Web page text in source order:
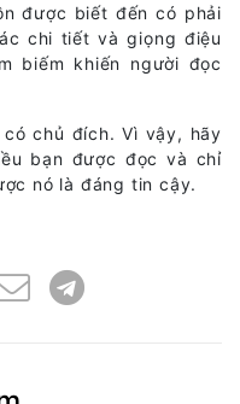
được biết đến có phải
chi tiết và giọng điệu
biếm khiến người đọc
chủ đích. Vì vậy, hãy
bạn được đọc và chỉ
nó là đáng tin cậy.